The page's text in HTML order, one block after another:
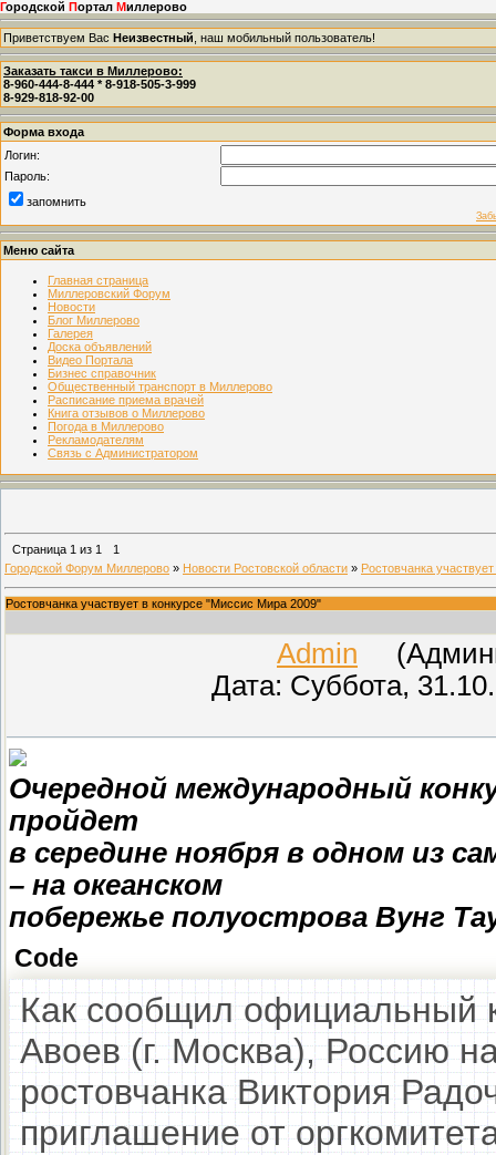
Городской Портал Миллерово
Приветствуем Вас Неизвестный , наш мобильный пользователь!
Заказать такси в Миллерово:
8-960-444-8-444 * 8-918-505-3-999
8-929-818-92-00
Форма входа
Логин:
Пароль:
запомнить
Меню сайта
Главная страница
Миллеровский Форум
Новости
Блог Миллерово
Галерея
Доска объявлений
Видео Портала
Бизнес справочник
Общественный транспорт в Миллерово
Расписание приема врачей
Книга отзывов о Миллерово
Погода в Миллерово
Рекламодателям
Связь с Администратором
Страница 1 из 1
1
Городской Форум Миллерово » Новости Ростовской области » Ростовчанка
Ростовчанка участвует в конкурсе "Миссис Мира 2009"
Admin
Дата: Суббота,
Очередной международный
пройдет
в середине ноября в одном из
– на океанском
побережье полуострова Вунг
Code
Как сообщил официальный
Авоев (г. Москва), Россию
ростовчанка Виктория
приглашение от